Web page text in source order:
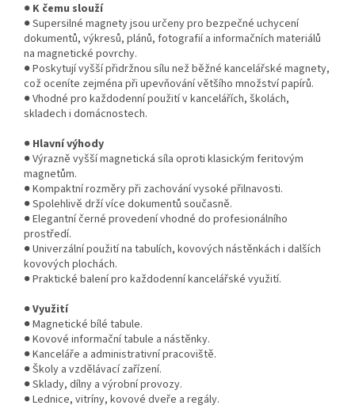
● K čemu slouží
● Supersilné magnety jsou určeny pro bezpečné uchycení
dokumentů, výkresů, plánů, fotografií a informačních materiálů
na magnetické povrchy.
● Poskytují vyšší přidržnou sílu než běžné kancelářské magnety,
což oceníte zejména při upevňování většího množství papírů.
● Vhodné pro každodenní použití v kancelářích, školách,
skladech i domácnostech.
● Hlavní výhody
● Výrazně vyšší magnetická síla oproti klasickým feritovým
magnetům.
● Kompaktní rozměry při zachování vysoké přilnavosti.
● Spolehlivě drží více dokumentů současně.
● Elegantní černé provedení vhodné do profesionálního
prostředí.
● Univerzální použití na tabulích, kovových nástěnkách i dalších
kovových plochách.
● Praktické balení pro každodenní kancelářské využití.
●Využití
● Magnetické bílé tabule.
● Kovové informační tabule a nástěnky.
● Kanceláře a administrativní pracoviště.
● Školy a vzdělávací zařízení.
● Sklady, dílny a výrobní provozy.
● Lednice, vitríny, kovové dveře a regály.